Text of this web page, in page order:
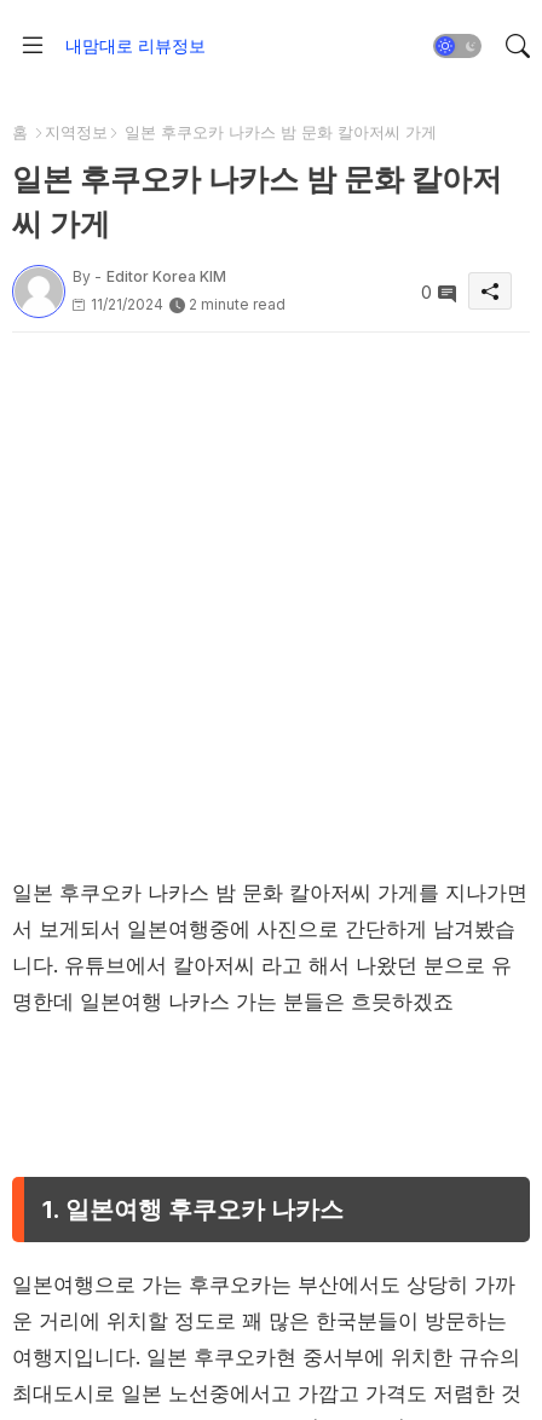
내맘대로 리뷰정보
홈 지역정보 일본 후쿠오카 나카스 밤 문화 칼아저씨 가게
일본 후쿠오카 나카스 밤 문화 칼아저
씨 가게
By - Editor Korea KIM
11/21/2024
2 minute read
0
일본 후쿠오카 나카스 밤 문화 칼아저씨 가게를 지나가면
서 보게되서 일본여행중에 사진으로 간단하게 남겨봤습
니다. 유튜브에서 칼아저씨 라고 해서 나왔던 분으로 유
명한데 일본여행 나카스 가는 분들은 흐믓하겠죠
1. 일본여행 후쿠오카 나카스
일본여행으로 가는 후쿠오카는 부산에서도 상당히 가까
운 거리에 위치할 정도로 꽤 많은 한국분들이 방문하는
여행지입니다. 일본 후쿠오카현 중서부에 위치한 규슈의
최대도시로 일본 노선중에서고 가깝고 가격도 저렴한 것